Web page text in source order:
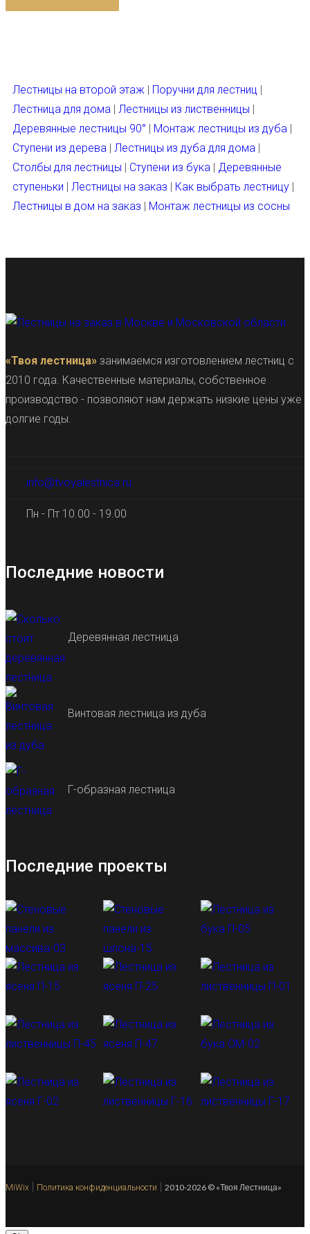
Лестницы на второй этаж | Поручни для лестниц |
Лестница для дома | Лестницы из лиственницы |
Деревянные лестницы 90° | Монтаж лестницы из дуба |
Ступени из дерева | Лестницы из дуба для дома |
Столбы для лестницы | Ступени из бука | Деревянные
ступеньки | Лестницы на заказ | Как выбрать лестницу |
Лестницы в дом на заказ | Монтаж лестницы из сосны
«Твоя лестница» занимаемся изготовлением лестниц с
2010 года. Качественные материалы, собственное
производство - позволяют нам держать низкие цены уже
долгие годы.
info@tvoyalestnica.ru
Пн - Пт 10.00 - 19.00
Последние новости
Деревянная лестница
Винтовая лестница из дуба
Г-образная лестница
Последние проекты
MiWix | Политика конфиденциальности | 2010-2026 © «Твоя Лестница»